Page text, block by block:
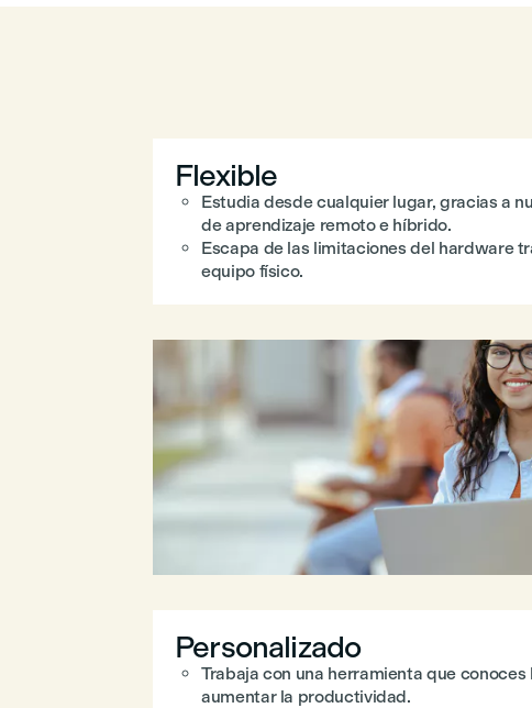
Flexible
Estudia desde cualquier lugar, gracias a
de aprendizaje remoto e híbrido.
Escapa de las limitaciones del hardware
equipo físico.
Personalizado
Trabaja con una herramienta que conoces
aumentar la productividad.